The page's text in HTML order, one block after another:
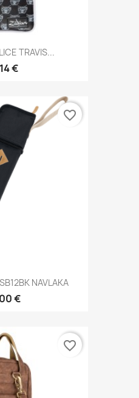
TRAVIS...
€
NAVLAKA
€
favorite_border
favorite_border